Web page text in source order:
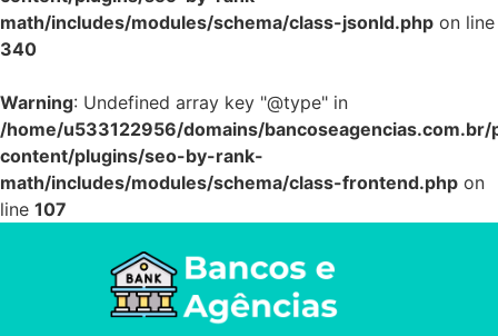
math/includes/modules/schema/class-jsonld.php on line
340
Warning: Undefined array key "@type" in
/home/u533122956/domains/
content/plugins/seo-by-rank-
math/includes/modules/schema/class-frontend.php on
line 107